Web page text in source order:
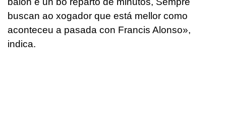
buscan ao xogador que está mellor como
aconteceu a pasada con Francis Alonso»,
indica.